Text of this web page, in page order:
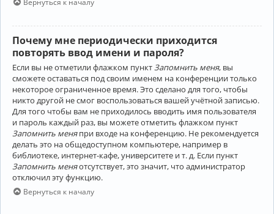
Вернуться к началу
Почему мне периодически приходится
повторять ввод имени и пароля?
Если вы не отметили флажком пунктЗапомнить меня, вы
сможете оставаться под своим именем на конференции только
некоторое ограниченное время. Это сделано для того, чтобы
никто другой не смог воспользоваться вашей учётной записью.
Для того чтобы вам не приходилось вводить имя пользователя
и пароль каждый раз, вы можете отметить флажком пункт
Запомнить меняпри входе на конференцию. Не рекомендуется
делать это на общедоступном компьютере, например в
библиотеке, интернет-кафе, университете и т. д. Если пункт
Запомнить меняотсутствует, это значит, что администратор
отключил эту функцию.
Вернуться к началу